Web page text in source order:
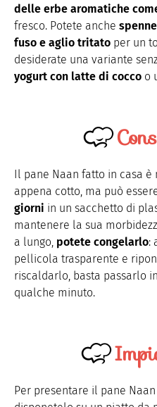
delle erbe aromatiche
fresco. Potete anche
fuso e aglio tritato per un
desiderate una variante
yogurt con latte di cocco o
Il pane Naan fatto in casa
appena cotto, ma può
giorni in un sacchetto di
mantenere la sua
a lungo, potete congelarlo:
pellicola trasparente e
riscaldarlo, basta passarlo
qualche minuto.
Per presentare il pane